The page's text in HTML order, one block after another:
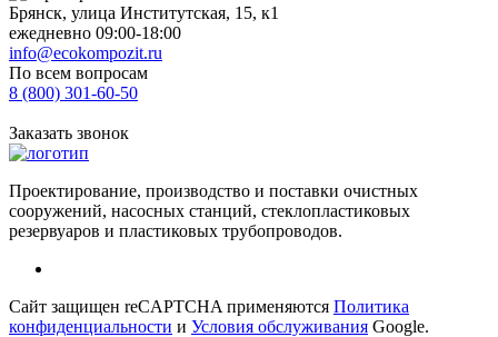
Брянск, улица Институтская, 15, к1
ежедневно 09:00-18:00
info@ecokompozit.ru
По всем вопросам
8 (800) 301-60-50
Заказать звонок
Проектирование, производство и поставки очистных
сооружений, насосных станций, стеклопластиковых
резервуаров и пластиковых трубопроводов.
Сайт защищен reCAPTCHA применяются Политика
конфиденциальности и Условия обслуживания Google.